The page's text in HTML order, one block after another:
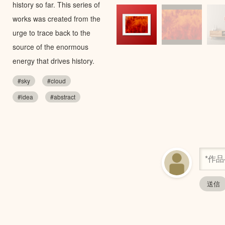
history so far. This series of
works was created from the
urge to trace back to the
source of the enormous
energy that drives history.
#sky
#cloud
#idea
#abstract